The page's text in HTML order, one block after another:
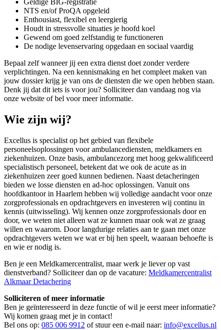
Geldige BIG-registratie
NTS en/of ProQA opgeleid
Enthousiast, flexibel en leergierig
Houdt in stressvolle situaties je hoofd koel
Gewend om goed zelfstandig te functioneren
De nodige levenservaring opgedaan en sociaal vaardig
Bepaal zelf wanneer jij een extra dienst doet zonder verdere
verplichtingen. Na een kennismaking en het compleet maken van
jouw dossier krijg je van ons de diensten die we open hebben staan.
Denk jij dat dit iets is voor jou? Solliciteer dan vandaag nog via
onze website of bel voor meer informatie.
Wie zijn wij?
Excellus is specialist op het gebied van flexibele
personeelsoplossingen voor ambulancediensten, meldkamers en
ziekenhuizen. Onze basis, ambulancezorg met hoog gekwalificeerd
specialistisch personeel, betekent dat we ook de acute as in
ziekenhuizen zeer goed kunnen bedienen. Naast detacheringen
bieden we losse diensten en ad-hoc oplossingen. Vanuit ons
hoofdkantoor in Haarlem hebben wij volledige aandacht voor onze
zorgprofessionals en opdrachtgevers en investeren wij continu in
kennis (uitwisseling). Wij kennen onze zorgprofessionals door en
door, we weten niet alleen wat ze kunnen maar ook wat ze graag
willen en waarom. Door langdurige relaties aan te gaan met onze
opdrachtgevers weten we wat er bij hen speelt, waaraan behoefte is
en wie er nodig is.
Ben je een Meldkamercentralist, maar werk je liever op vast
dienstverband? Solliciteer dan op de vacature: Meldkamercentralist
Alkmaar Detachering
Solliciteren of meer informatie
Ben je geïnteresseerd in deze functie of wil je eerst meer informatie?
Wij komen graag met je in contact!
Bel ons op: 085 006 9912 of stuur een e-mail naar: info@excellus.nl